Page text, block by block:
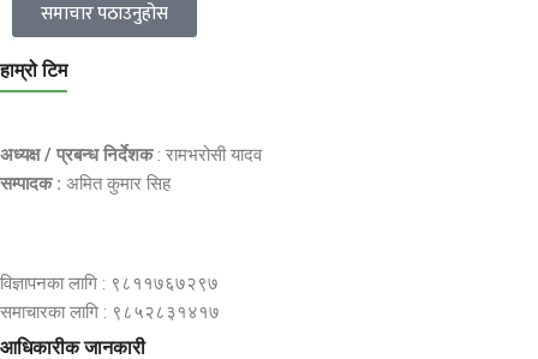
समाचार पठाउनुहोस
हाम्रो टिम
अध्यक्ष / प्रबन्ध निर्देशक: रामभरोसी यादव
सम्पादक : अमित कुमार सिह
विज्ञापनका लागि : ९८११७६७२९७
समाचारका लागि : ९८५२८३१४१७
आधिकारीक जानकारी